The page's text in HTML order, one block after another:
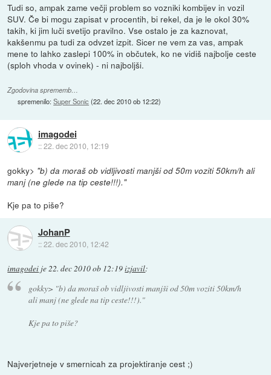
Tudi so, ampak zame večji problem so vozniki kombijev in vozil
SUV. Če bi mogu zapisat v procentih, bi rekel, da je le okol 30%
takih, ki jim luči svetijo pravilno. Vse ostalo je za kaznovat,
kakšenmu pa tudi za odvzet izpit. Sicer ne vem za vas, ampak
mene to lahko zaslepi 100% in občutek, ko ne vidiš najbolje ceste
(sploh vhoda v ovinek) - ni najboljši.
Zgodovina sprememb…
spremenilo:Super Sonic (22. dec 2010 ob 12:22)
imagodei
::22. dec 2010, 12:19
gokky> "b) da moraš ob vidljivosti manjši od 50m voziti 50km/h ali
manj (ne glede na tip ceste!!!)."
Kje pa to piše?
JohanP
::22. dec 2010, 12:42
imagodei je22. dec 2010 ob 12:19izjavil:
gokky> "b) da moraš ob vidljivosti manjši od 50m voziti 50km/h
ali manj (ne glede na tip ceste!!!)."
Kje pa to piše?
Najverjetneje v smernicah za projektiranje cest ;)